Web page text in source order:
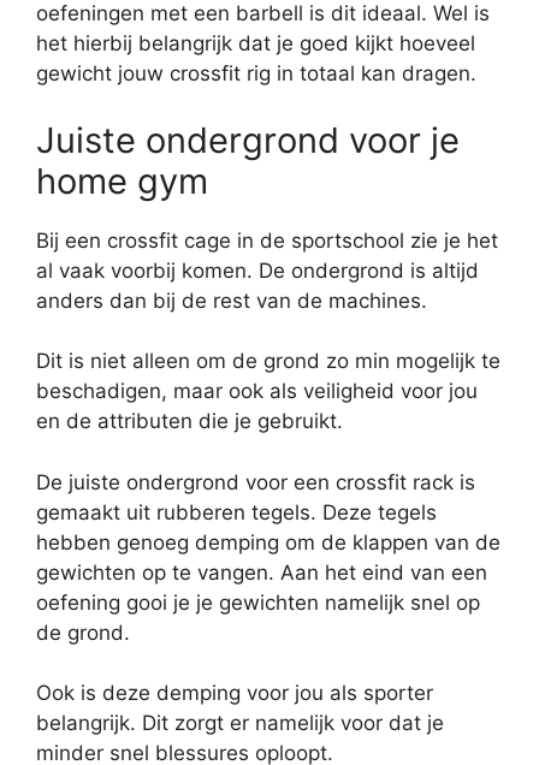
oefeningen met een barbell is dit ideaal. Wel is
het hierbij belangrijk dat je goed kijkt hoeveel
gewicht jouw crossfit rig in totaal kan dragen.
Juiste ondergrond voor je
home gym
Bij een crossfit cage in de sportschool zie je het
al vaak voorbij komen. De ondergrond is altijd
anders dan bij de rest van de machines.
Dit is niet alleen om de grond zo min mogelijk te
beschadigen, maar ook als veiligheid voor jou
en de attributen die je gebruikt.
De juiste ondergrond voor een crossfit rack is
gemaakt uit rubberen tegels. Deze tegels
hebben genoeg demping om de klappen van de
gewichten op te vangen. Aan het eind van een
oefening gooi je je gewichten namelijk snel op
de grond.
Ook is deze demping voor jou als sporter
belangrijk. Dit zorgt er namelijk voor dat je
minder snel blessures oploopt.